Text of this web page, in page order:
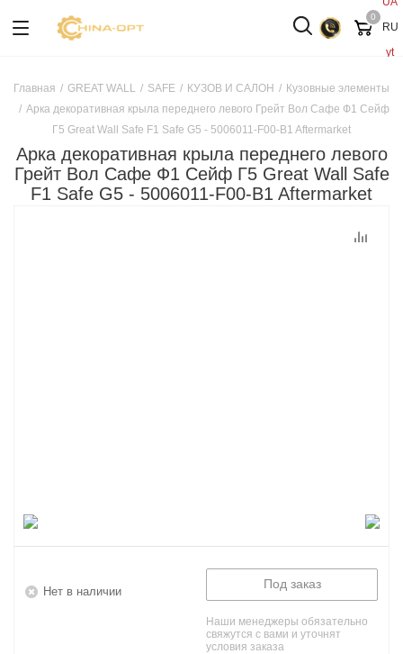
RU
yt
0
Главная / GREAT WALL / SAFE / КУЗОВ И САЛОН / Кузовные элементы
/ Арка декоративная крыла переднего левого Грейт Вол Сафе Ф1 Сейф
Г5 Great Wall Safe F1 Safe G5 - 5006011-F00-B1 Aftermarket
Арка декоративная крыла переднего левого
Грейт Вол Сафе Ф1 Сейф Г5 Great Wall Safe
F1 Safe G5 - 5006011-F00-B1 Aftermarket
Нет в наличии
Под заказ
Наши менеджеры обязательно
свяжутся с вами и уточнят
условия заказа